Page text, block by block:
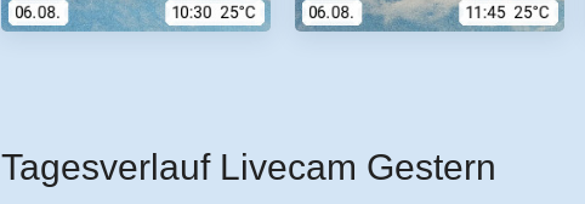
Tagesverlauf Livecam Gestern